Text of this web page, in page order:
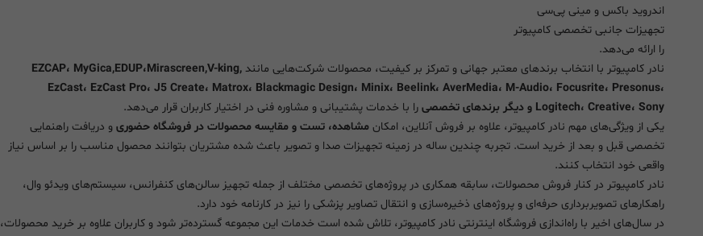
اندروید باکس و مینی پی‌سی
تجهیزات جانبی تخصصی کامپیوتر
را ارائه می‌دهد.
نادر کامپیوتر با انتخاب برندهای معتبر جهانی و تمرکز بر کیفیت، محصولات شرکت‌هایی مانند EZCAP، MyGica,EDUP،Mirascreen,V-king,
EzCast، EzCast Pro، J5 Create، Matrox، Blackmagic Design، Minix، Beelink، AverMedia، M-Audio، Focusrite، Presonus،
Logitech، Creative، Sony و دیگر برندهای تخصصی
را با خدمات پشتیبانی و مشاوره فنی در اختیار کاربران قرار می‌دهد.
یکی از ویژگی‌های مهم نادر کامپیوتر، علاوه بر فروش آنلاین، امکان مشاهده، تست و مقایسه محصولات در فروشگاه حضوری و دریافت راهنمایی
تخصصی قبل و بعد از خرید است. تجربه چندین ساله در زمینه تجهیزات صدا و تصویر باعث شده مشتریان بتوانند محصول مناسب را بر اساس نیاز
واقعی خود انتخاب کنند.
نادر کامپیوتر در کنار فروش محصولات، سابقه همکاری در پروژه‌های تخصصی مختلف از جمله تجهیز سالن‌های کنفرانس، سیستم‌های ویدئو وال،
راهکارهای تصویربرداری حرفه‌ای و پروژه‌های ذخیره‌سازی و انتقال تصاویر پزشکی را نیز در کارنامه خود دارد.
در سال‌های اخیر با راه‌اندازی فروشگاه اینترنتی نادر کامپیوتر، تلاش شده است خدمات این مجموعه گسترده‌تر شود و کاربران علاوه بر خرید محصولات،